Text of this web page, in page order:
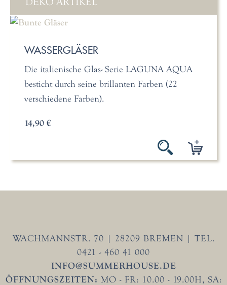
WASSERGLÄSER
Die italienische Glas- Serie LAGUNA AQUA
besticht durch seine brillanten Farben (22
verschiedene Farben).
14,90 €
WACHMANNSTR. 70 | 28209 BREMEN | TEL.
0421 - 460 41 000
INFO@SUMMERHOUSE.DE
ÖFFNUNGSZEITEN: MO - FR: 10.00 - 19.00H, SA: